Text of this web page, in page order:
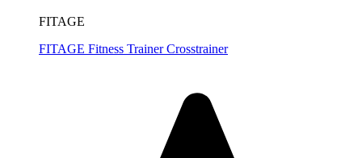
FITAGE
FITAGE Fitness Trainer Crosstrainer